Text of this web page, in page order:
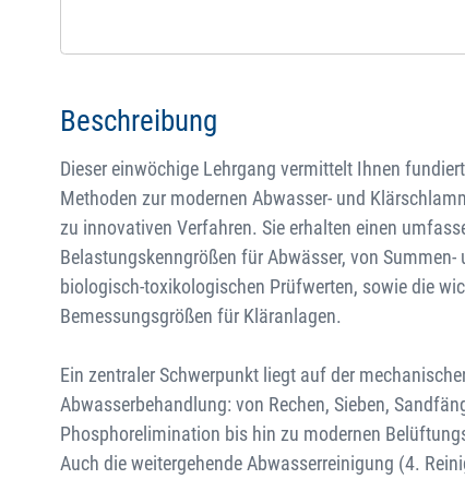
Beschreibung
Dieser einwöchige Lehrgang vermittelt Ihnen
Methoden zur modernen Abwasser- und
zu innovativen Verfahren. Sie erhalten einen
Belastungskenngrößen für Abwässer, von
biologisch-toxikologischen Prüfwerten, sowie die
Bemessungsgrößen für Kläranlagen.
Ein zentraler Schwerpunkt liegt auf der
Abwasserbehandlung: von Rechen, Sieben,
Phosphorelimination bis hin zu modernen
Auch die weitergehende Abwasserreinigung (4.